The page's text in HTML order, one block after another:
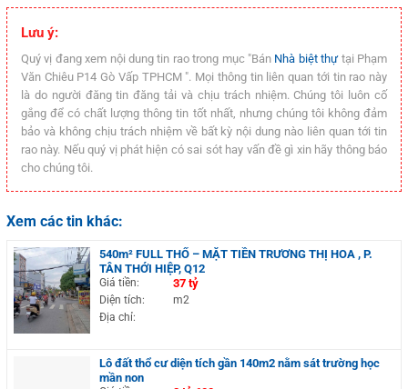
Lưu ý:
Quý vị đang xem nội dung tin rao trong mục "Bán Nhà biệt thựtại Phạm
Văn Chiêu P14 Gò Vấp TPHCM ". Mọi thông tin liên quan tới tin rao này
là do người đăng tin đăng tải và chịu trách nhiệm. Chúng tôi luôn cố
gắng để có chất lượng thông tin tốt nhất, nhưng chúng tôi không đảm
bảo và không chịu trách nhiệm về bất kỳ nội dung nào liên quan tới tin
rao này. Nếu quý vị phát hiện có sai sót hay vấn đề gì xin hãy thông báo
cho chúng tôi.
Xem các tin khác:
540m² FULL THỔ – MẶT TIỀN TRƯƠNG THỊ HOA , P.
TÂN THỚI HIỆP, Q12
Giá tiền: 37 tỷ
Diện tích:
m2
Địa chỉ:
Lô đất thổ cư diện tích gần 140m2 nằm sát trường học
mần non